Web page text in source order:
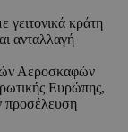
γειτονικά κράτη
ανταλλαγή
Αεροσκαφών
Ευρώπης,
προσέλευση